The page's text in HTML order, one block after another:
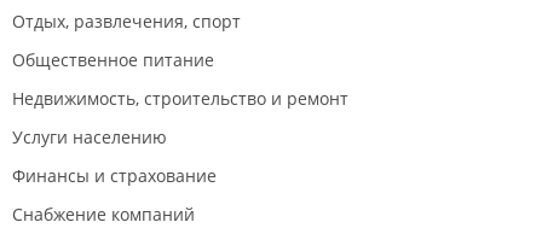
Отдых, развлечения, спорт
Общественное питание
Недвижимость, строительство и ремонт
Услуги населению
Финансы и страхование
Снабжение компаний